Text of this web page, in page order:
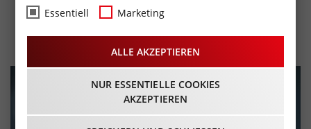
GANES „OR BRÜM“
15.10.2022 - Beginn 20:00 Uhr
Essentiell Marketing
ALLE AKZEPTIEREN
NUR ESSENTIELLE COOKIES
AKZEPTIEREN